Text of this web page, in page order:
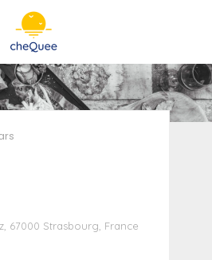
67000 Strasbourg, France